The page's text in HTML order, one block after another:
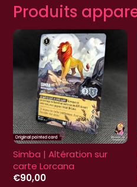
Produits
Simba | Altération sur
carte Lorcana
€90,00